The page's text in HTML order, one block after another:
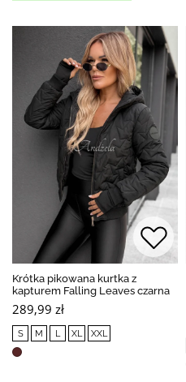
Krótka pikowana kurtka z
kapturem Falling Leaves czarna
289,99 zł
S M L XL XXL